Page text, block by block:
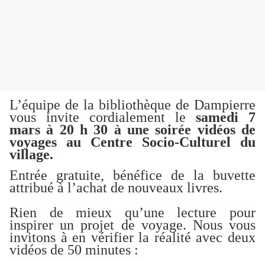
L’équipe de la bibliothèque de Dampierre
vous invite cordialement le samedi 7
mars à 20 h 30 à une soirée vidéos de
voyages au Centre Socio-Culturel du
village.
Entrée gratuite, bénéfice de la buvette
attribué à l’achat de nouveaux livres.
Rien de mieux qu’une lecture pour
inspirer un projet de voyage. Nous vous
invitons à en vérifier la réalité avec deux
vidéos de 50 minutes :